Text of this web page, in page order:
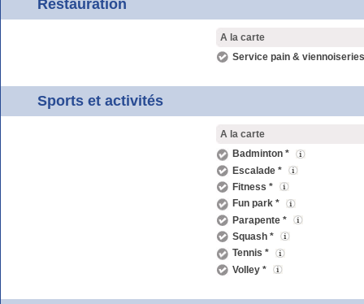
Restauration
A la carte
Service pain &
Sports et activités
A la carte
Badminton *
Escalade *
Fitness *
Fun park *
Parapente *
Squash *
Tennis *
Volley *